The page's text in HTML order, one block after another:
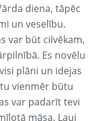
diena, tāpēc
un veselību.
var būt cilvēkam,
Es novēlu
plāni un idejas
vienmēr būtu
var padarīt tevi
māsa. Ļauj